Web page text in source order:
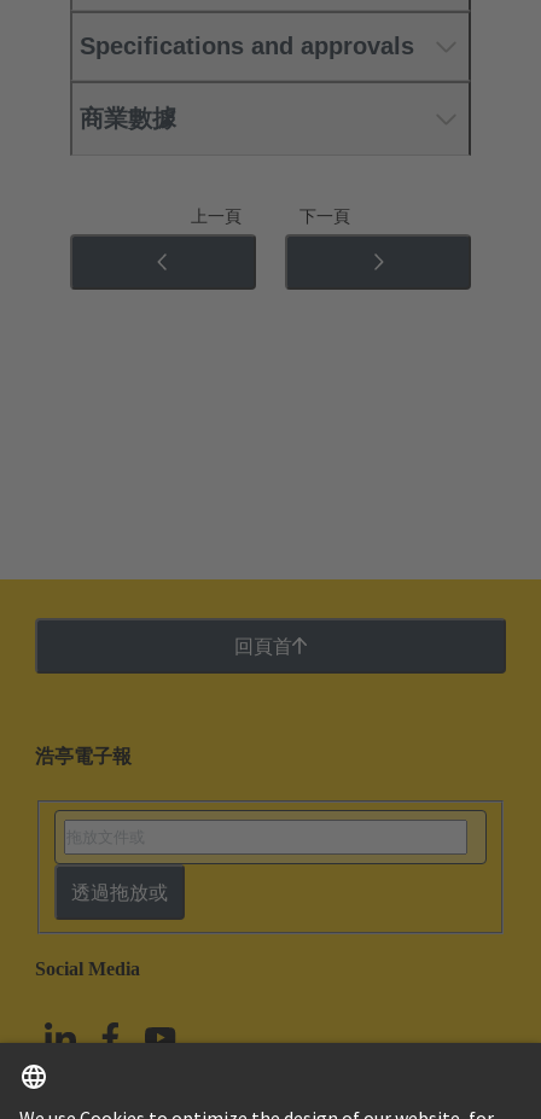
Specifications and approvals
商業數據
上一頁 下一頁
回頁首
浩亭電子報
透過拖放或
Social Media